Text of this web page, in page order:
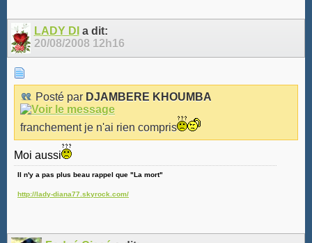
LADY DI a dit:
20/08/2008 12h16
Posté par DJAMBERE KHOUMBA
franchement je n'ai rien compris
Moi aussi
Il n'y a pas plus beau rappel que "La mort"
http://lady-diana77.skyrock.com/